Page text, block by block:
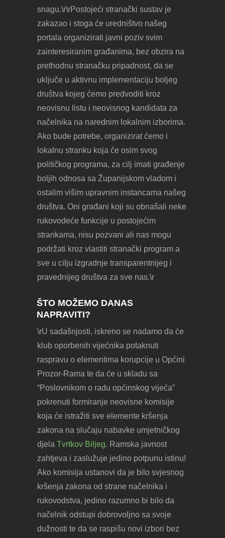
snagu.\r\rPostojeći stranački sustav je
zakazao i stoga će uredništvo našeg
portala organizirati javni poziv svim
zainteresiranim građanima, bez obzira na
prethodnu stranačku pripadnost, da se
uključe u aktivnu implementaciju boljeg
društva kojeg ćemo predvoditi kroz
neovisnu listu i neovisnog kandidata za
načelnika na narednim lokalnim izborima.
Ako bude potrebe, organizirat ćemo i
lokalnu stranku koja će osim svog
političkog programa, za cilj imati građenje
boljih odnosa sa Županijskom vladom i
ostalim višim upravnim instancama našeg
društva. Oni građani koji su obnašali neke
rukovodeće funkcije u postojećim
strankama, nisu pozvani ali nas mogu
podržati kroz vlastiti stranački program a
sve u cilju izgradnje transparentnijeg i
pravednijeg društva za sve nas.\r
ŠTO MOŽEMO DANAS
NAPRAVITI?
\rU sadašnjosti, iskreno se nadamo da će
klub oporbenih vijećnika potaknuti
raspravu o elementima korupcije u Općini
Prozor-Rama te da će u skladu sa
“Poslovnikom o radu općinskog vijeća”
pokrenuti formiranje neovisne komisije
koja će istražiti sve elemente kršenja
zakona na slučaju nabavke umjetničkog
djela Tvrtkov Biljeg. Ramska javnost
zahtjeva i zaslužuje jedino potpunu istinu!
Ako komisija ustanovi da je bilo svjesnog
kršenja zakona od strane načelnika i
rukovodstva, jedino razumno bi bilo da
načelnik odstupi dobrovoljno sa svoje
dužnosti te da se raspišu novi izbori bez